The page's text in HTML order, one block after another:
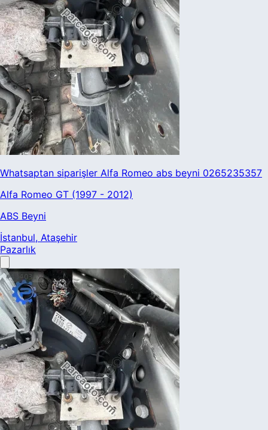
Whatsaptan siparişler Alfa Romeo abs beyni 0265235357
Alfa Romeo GT (1997 - 2012)
ABS Beyni
İstanbul, Ataşehir
Pazarlık